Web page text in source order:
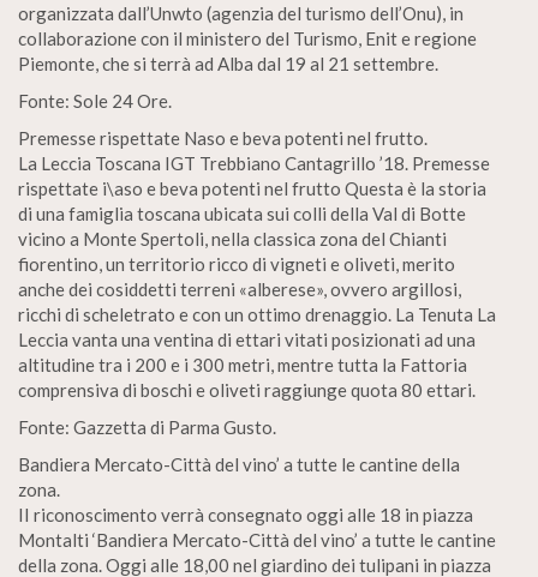
organizzata dall’Unwto (agenzia del turismo dell’Onu), in
collaborazione con il ministero del Turismo, Enit e regione
Piemonte, che si terrà ad Alba dal 19 al 21 settembre.
Fonte: Sole 24 Ore.
Premesse rispettate Naso e beva potenti nel frutto.
La Leccia Toscana IGT Trebbiano Cantagrillo ’18. Premesse
rispettate i\aso e beva potenti nel frutto Questa è la storia
di una famiglia toscana ubicata sui colli della Val di Botte
vicino a Monte Spertoli, nella classica zona del Chianti
fiorentino, un territorio ricco di vigneti e oliveti, merito
anche dei cosiddetti terreni «alberese», ovvero argillosi,
ricchi di scheletrato e con un ottimo drenaggio. La Tenuta La
Leccia vanta una ventina di ettari vitati posizionati ad una
altitudine tra i 200 e i 300 metri, mentre tutta la Fattoria
comprensiva di boschi e oliveti raggiunge quota 80 ettari.
Fonte: Gazzetta di Parma Gusto.
Bandiera Mercato-Città del vino’ a tutte le cantine della
zona.
II riconoscimento verrà consegnato oggi alle 18 in piazza
Montalti ‘Bandiera Mercato-Città del vino’ a tutte le cantine
della zona. Oggi alle 18,00 nel giardino dei tulipani in piazza